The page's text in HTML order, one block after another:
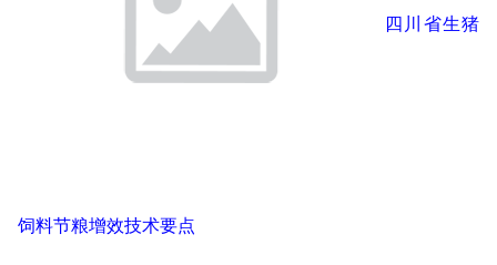
四川省生猪
饲料节粮增效技术要点